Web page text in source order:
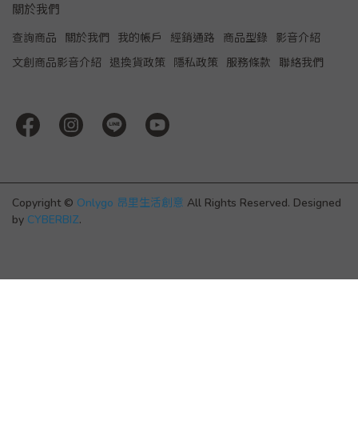
關於我們
查詢商品 關於我們 我的帳戶 經銷通路 商品型錄
影音介紹
文創商品影音介紹
退換貨政策 隱私政策 服務條款 聯絡我們
Copyright © Onlygo 昂里生活創意 All Rights Reserved. Designed
by CYBERBIZ.